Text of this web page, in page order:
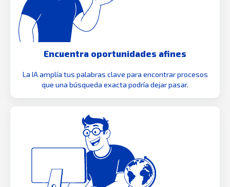
Encuentra oportunidades afines
La IA amplía tus palabras clave para encontrar procesos
que una búsqueda exacta podría dejar pasar.